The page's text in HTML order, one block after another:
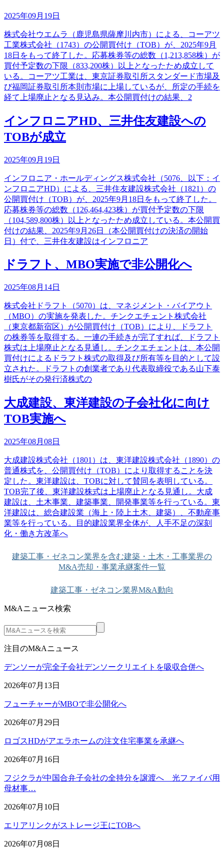
2025年09月19日
株式会社ウエムラ（鹿児島県薩摩川内市）による、コーアツ
工業株式会社（1743）の公開買付け（TOB）が、2025年9月
18日をもって終了した。応募株券等の総数（1,213,858株）が
買付予定数の下限（833,200株）以上となったため成立して
いる。コーアツ工業は、東京証券取引所スタンダード市場及
び福岡証券取引所本則市場に上場しているが、所定の手続を
経て上場廃止となる見込み。本公開買付けの結果、2
インフロニアHD、三井住友建設への
TOBが成立
2025年09月19日
インフロニア・ホールディングス株式会社（5076、以下：イ
ンフロニアHD）による、三井住友建設株式会社（1821）の
公開買付け（TOB）が、2025年9月18日をもって終了した。
応募株券等の総数（126,464,423株）が買付予定数の下限
（104,589,800株）以上となったため成立している。本公開買
付けの結果、2025年9月26日（本公開買付けの決済の開始
日）付で、三井住友建設はインフロニア
ドラフト、MBO実施で非公開化へ
2025年08月14日
株式会社ドラフト（5070）は、マネジメント・バイアウト
（MBO）の実施を発表した。チンクエチェント株式会社
（東京都新宿区）が公開買付け（TOB）により、ドラフト
の株券等を取得する。一連の手続きが完了すれば、ドラフト
株式は上場廃止となる見通し。チンクエチェントは、本公開
買付けによるドラフト株式の取得及び所有等を目的として設
立された。ドラフトの創業者であり代表取締役である山下泰
樹氏がその発行済株式の
大成建設、東洋建設の子会社化に向け
TOB実施へ
2025年08月08日
大成建設株式会社（1801）は、東洋建設株式会社（1890）の
普通株式を、公開買付け（TOB）により取得することを決
定した。東洋建設は、TOBに対して賛同を表明している。
TOB完了後、東洋建設株式は上場廃止となる見通し。大成
建設は、土木事業、建築事業、開発事業等を行っている。東
洋建設は、総合建設業（海上・陸上土木、建築）、不動産事
業等を行っている。目的建設業界全体が、人手不足の深刻
化・働き方改革へ
建築工事・ゼネコン業界を含む建築・土木・工事業界の
M&A売却・事業承継案件一覧
建築工事・ゼネコン業界M&A動向
M&Aニュース検索
注目のM&Aニュース
デンソーが完全子会社デンソークリエイトを吸収合併へ
2026年07月13日
フューチャーがMBOで非公開化へ
2026年07月29日
ロゴスHDがアエラホームの注文住宅事業を承継へ
2026年07月16日
フジクラが中国合弁子会社の全持分を譲渡へ 光ファイバ用
母材事…
2026年07月10日
エリアリンクがストレージ王にTOBへ
2026年07月08日